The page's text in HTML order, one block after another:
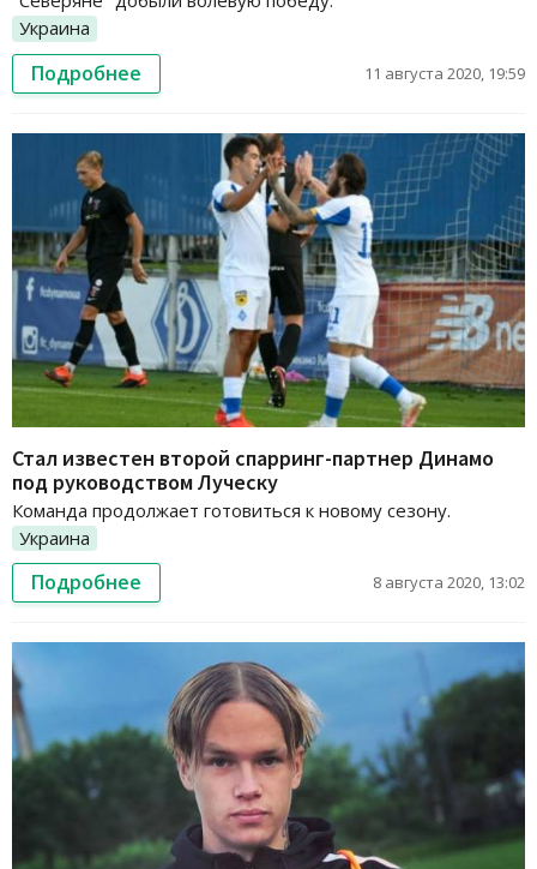
Украина
Подробнее 11 августа 2020, 19:59
Стал известен второй спарринг-партнер Динамо
под руководством Луческу
Команда продолжает готовиться к новому сезону.
Украина
Подробнее 8 августа 2020, 13:02